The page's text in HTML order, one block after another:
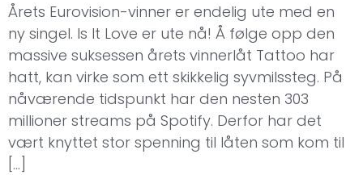
Årets Eurovision-vinner er endelig ute med en
ny singel. Is It Love er ute nå! Å følge opp den
massive suksessen årets vinnerlåt Tattoo har
hatt, kan virke som ett skikkelig syvmilssteg. På
nåværende tidspunkt har den nesten 303
millioner streams på Spotify. Derfor har det
vært knyttet stor spenning til låten som kom til
[…]